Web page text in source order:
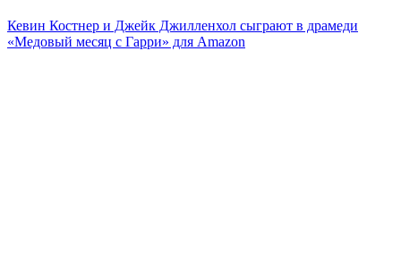
Кевин Костнер и Джейк Джилленхол сыграют в драмеди
«Медовый месяц с Гарри» для Amazon